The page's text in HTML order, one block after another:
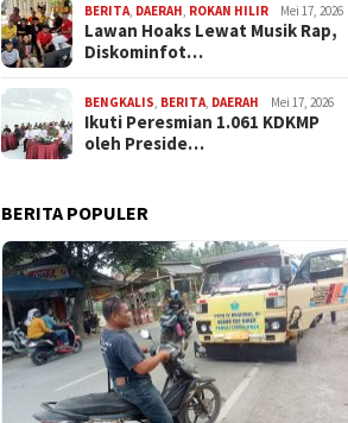
BERITA DAERAH ROKAN HILIR Mei 17, 2026
Lawan Hoaks Lewat Musik Rap,
Diskominfot…
BENGKALIS BERITA DAERAH Mei 17, 2026
Ikuti Peresmian 1.061 KDKMP
oleh Preside…
BERITA POPULER